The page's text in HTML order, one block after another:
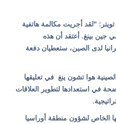
"لقد أجريت مكالمة هاتفية
بينغ. أعتقد أن هذه
لدى الصين، ستعطيان دفعة
هوا تشون ينغ في تعليقها
في استعدادها لتطوير العلاقات
لشؤون منطقة أوراسيا